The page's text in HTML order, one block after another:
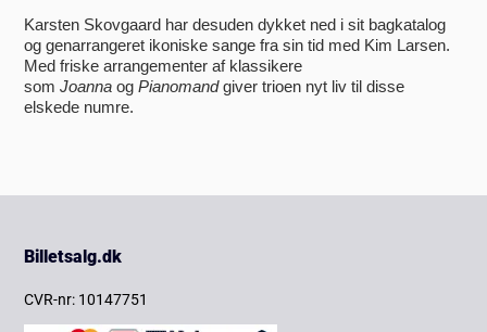
Karsten Skovgaard har desuden dykket ned i sit bagkatalog
og genarrangeret ikoniske sange fra sin tid med Kim Larsen.
Med friske arrangementer af klassikere
somJoanna ogPianomandgiver trioen nyt liv til disse
elskede numre.
Billetsalg.dk
CVR-nr: 10147751